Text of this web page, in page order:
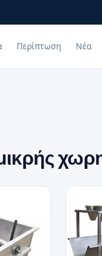
Περίπτωση Νέα